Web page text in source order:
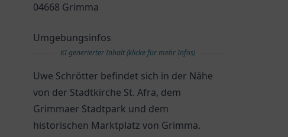
04668 Grimma
Umgebungsinfos
KI generierter Inhalt (klicke für mehr Infos)
Uwe Schrötter befindet sich in der Nähe
von der Stadtkirche St. Afra, dem
Grimmaer Stadtpark und dem
historischen Marktplatz von Grimma.